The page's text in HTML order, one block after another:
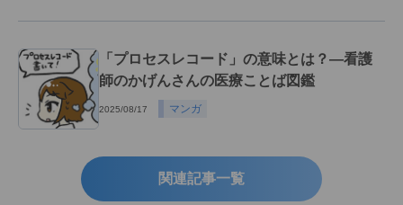
「プロセスレコード」の意味とは？―看護
師のかげんさんの医療ことば図鑑
2025/08/17 マンガ
関連記事一覧